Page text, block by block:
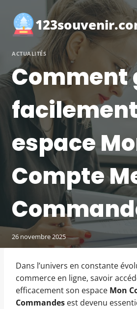
contenu
ACTUALITÉS
Comment
espace
Compte
26 novembre 2025
Dans l’univers en constante
commerce en ligne, savoir
efficacement son espace Mon
Commandes est devenu